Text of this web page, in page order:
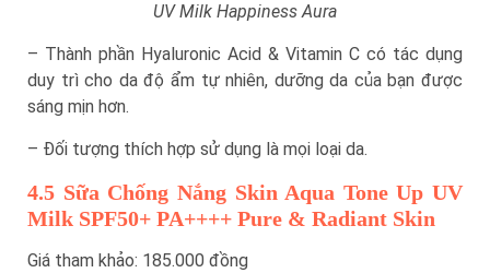
UV Milk Happiness Aura
– Thành phần Hyaluronic Acid & Vitamin C có tác dụng
duy trì cho da độ ẩm tự nhiên, dưỡng da của bạn được
sáng mịn hơn.
– Đối tượng thích hợp sử dụng là mọi loại da.
4.5 Sữa Chống Nắng Skin Aqua Tone Up UV
Milk SPF50+ PA++++ Pure & Radiant Skin
Giá tham khảo: 185.000 đồng